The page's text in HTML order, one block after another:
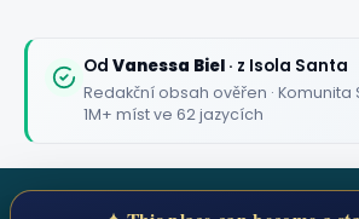
Od Vanessa Biel · z Isola Santa
Redakční obsah ověřen ·
1M+ míst ve 62 jazycích